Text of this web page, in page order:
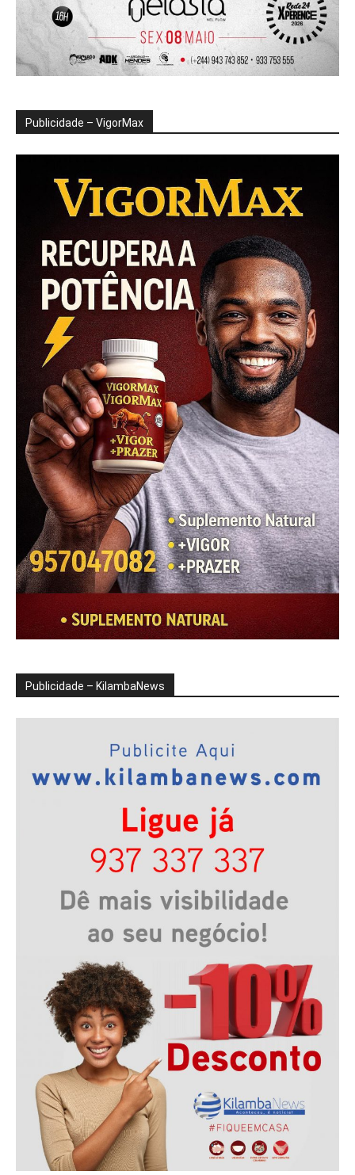
Publicidade – VigorMax
Publicidade – KilambaNews